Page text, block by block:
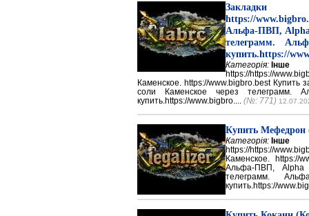
Закладки
https://
Альфа-ПВП, Alpha
телеграмм.
купить.https://
Категорія: Інше
https://https://
Каменское. https://www.bigbro.best Купить
соли Каменское через телеграмм.
купить.https://www.bigbro.... (№: 771)
Купить
Категорія: Інше
https://https://
Каменское. https://
Альфа-ПВП, Alpha
телеграмм.
купить.https://